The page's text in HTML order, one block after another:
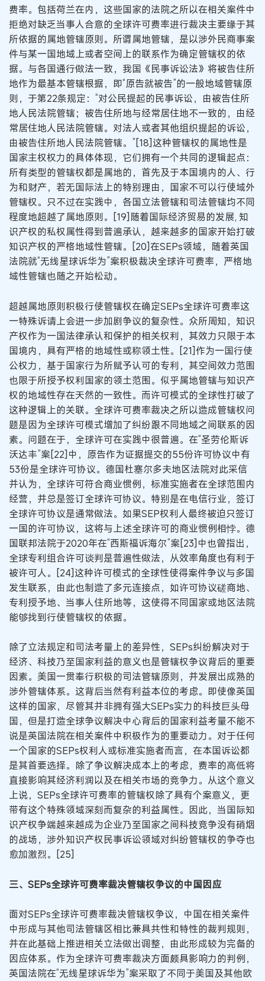
费率。包括荷兰在内，这些国家的法院之所以在相关案件中
拒绝对缺乏当事人合意的全球许可费率进行裁决主要缘于其
所依据的属地管辖原则。所谓属地管辖，是以涉外民商事案
件与某一国地域上或者空间上的联系作为确定管辖权的依
据。与各国通行做法一致，我国《民事诉讼法》将被告住所
地作为最基本管辖根据，即“原告就被告”的一般地域管辖原
则，于第22条规定：“对公民提起的民事诉讼，由被告住所
地人民法院管辖；被告住所地与经常居住地不一致的，由经
常居住地人民法院管辖。对法人或者其他组织提起的诉讼，
由被告住所地人民法院管辖。”[18]这种管辖权的属地性是
国家主权权力的具体体现，它们拥有一个共同的逻辑起点：
所有类型的管辖权都是属地的，首先及于本国境内的人、行
为和财产，若无国际法上的特别理由，国家不可以行使域外
管辖权。只不过在实践中，各国立法管辖和司法管辖均不同
程度地超越了属地原则。[19]随着国际经济贸易的发展, 知
识产权的私权属性得到普遍承认，越来越多的国家开始打破
知识产权的严格地域性管辖。[20]在SEPs领域，随着英国
法院就“无线星球诉华为”案积极裁决全球许可费率，严格地
域性管辖也随之开始松动。
超越属地原则积极行使管辖权在确定SEPs全球许可费率这
一特殊诉请上会进一步加剧争议的复杂性。众所周知，知识
产权作为一国法律承认和保护的相关权利，其效力只限于本
国境内，具有严格的地域性或称领土性。[21]作为一国行使
公权力，基于国家行为所赋予认可的专利，其空间效力范围
也限于所授予权利国家的领土范围。似乎属地管辖与知识产
权的地域性存在天然的一致性。而许可模式的全球性打破了
这种逻辑上的关联。全球许可费率裁决之所以造成管辖权问
题是因为全球许可模式增加了纠纷跟不同地域之间联系的因
素。问题在于，全球许可在实践中很普遍。在“圣劳伦斯诉
沃达丰”案[22]中，原告作为证据提交的55份许可协议中有
53份是全球许可协议。德国杜塞尔多夫地区法院对此采信
并认为，全球许可符合商业惯例，标准实施者在全球范围内
经营，并总是签订全球许可协议。特别是在电信行业，签订
全球许可协议是通常做法。如果SEP权利人最终被迫只签订
一国的许可协议，这将与上述全球许可的商业惯例相悖。德
国联邦法院于2020年在“西斯福诉海尔”案[23]中也曾指出，
全球专利组合许可谈判是普遍性做法，从效率角度也有利于
被许可人。[24]这种许可模式的全球性使得案件争议与多国
发生联系，由此也制造了多元连接点，如许可协议磋商地、
专利授予地、当事人住所地等，这使得不同国家或地区法院
能够找到行使管辖权的依据。
除了立法规定和司法考量上的差异性，SEPs纠纷解决对于
经济、科技乃至国家利益的意义也是管辖权争议背后的重要
因素。美国一贯奉行积极的司法管辖原则，并发展出成熟的
涉外管辖体系。这背后当然有利益本位的考虑。即使像英国
这样的国家，尽管其并非拥有强大SEPs实力的科技巨头母
国，但是打造全球争议解决中心背后的国家利益考量不能不
说是英国法院在相关案件中积极作为的重要动力。对于任何
一个国家的SEPs权利人或标准实施者而言，在本国诉讼都
是其首要选择。除了争议解决成本上的考虑，费率的高低将
直接影响其经济利润以及在相关市场的竞争力。从这个意义
上说，SEPs全球许可费率的管辖权除了具有个案意义，更
带有这个特殊领域深刻而复杂的利益属性。因此，当国际知
识产权争端越来越成为企业乃至国家之间科技竞争没有硝烟
的战场，涉外知识产权民事诉讼领域对纠纷管辖权的争夺也
愈加激烈。[25]
三、SEPs全球许可费率裁决管辖权争议的中国因应
面对SEPs全球许可费率裁决管辖权争议，中国在相关案件
中形成与其他司法管辖区相比兼具共性和特性的裁判规则，
并在此基础上推进相关立法做出调整，由此形成较为完备的
因应体系。作为全球许可费率裁决方面颇具影响力的判例，
英国法院在“无线星球诉华为”案采取了不同于美国及其他欧